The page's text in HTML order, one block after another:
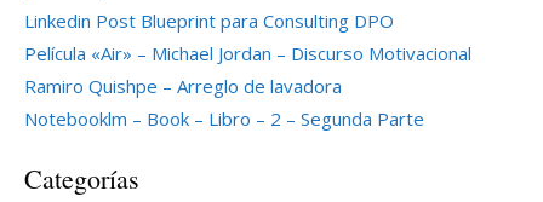
Linkedin Post Blueprint para Consulting DPO
Película «Air» – Michael Jordan – Discurso Motivacional
Ramiro Quishpe – Arreglo de lavadora
Notebooklm – Book – Libro – 2 – Segunda Parte
Categorías